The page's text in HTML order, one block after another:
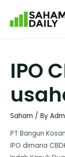
IPO
Saham / By
PT Bangun
IPO dimana